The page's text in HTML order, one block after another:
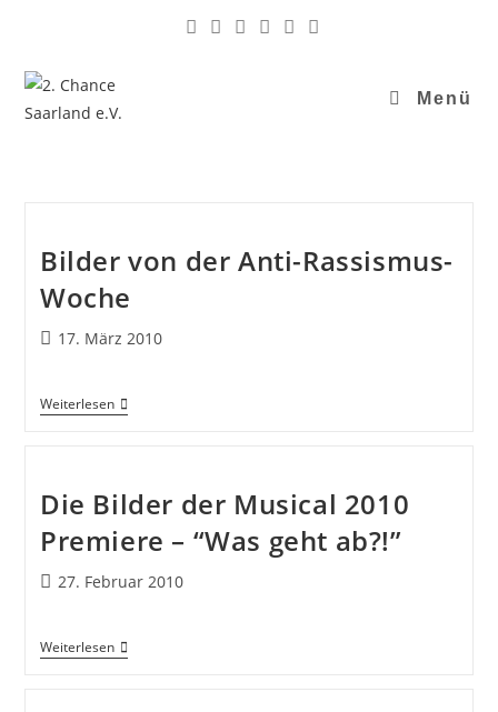
Menü
Bilder von der Anti-Rassismus-
Woche
17. März 2010
Weiterlesen
Die Bilder der Musical 2010
Premiere – “Was geht ab?!”
27. Februar 2010
Weiterlesen